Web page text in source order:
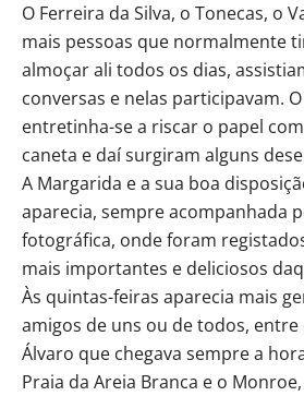
O Ferreira da Silva, o Tonecas, o
mais pessoas que normalmente
almoçar ali todos os dias,
conversas e nelas participavam.
entretinha-se a riscar o papel
caneta e daí surgiram alguns
A Margarida e a sua boa
aparecia, sempre acompanhada
fotográfica, onde foram
mais importantes e deliciosos
Às quintas-feiras aparecia mais
amigos de uns ou de todos, entre
Álvaro que chegava sempre a
Praia da Areia Branca e o